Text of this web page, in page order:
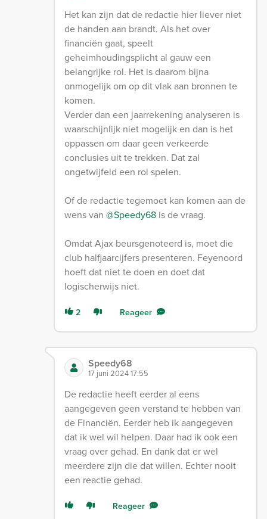
Het kan zijn dat de redactie hier liever niet
de handen aan brandt. Als het over
financiën gaat, speelt
geheimhoudingsplicht al gauw een
belangrijke rol. Het is daarom bijna
onmogelijk om op dit vlak aan bronnen te
komen.
Verder dan een jaarrekening analyseren is
waarschijnlijk niet mogelijk en dan is het
oppassen om daar geen verkeerde
conclusies uit te trekken. Dat zal
ongetwijfeld een rol spelen.
Of de redactie tegemoet kan komen aan de
wens van@Speedy68 is de vraag.
Omdat Ajax beursgenoteerd is, moet die
club halfjaarcijfers presenteren. Feyenoord
hoeft dat niet te doen en doet dat
logischerwijs niet.
2 Reageer
Speedy68
17 juni 2024 17:55
De redactie heeft eerder al eens
aangegeven geen verstand te hebben van
de Financiën. Eerder heb ik aangegeven
dat ik wel wil helpen. Daar had ik ook een
vraag over gehad. En dank dat er wel
meerdere zijn die dat willen. Echter nooit
een reactie gehad.
Reageer